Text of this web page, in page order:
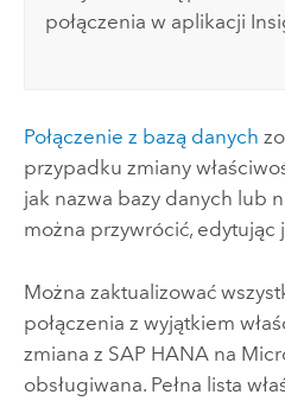
połączenia w aplikacji
Połączenie z bazą danych
przypadku zmiany
jak nazwa bazy danych lub
można przywrócić, edytując
Można zaktualizować
połączenia z wyjątkiem
zmiana z SAP HANA na
obsługiwana. Pełna lista